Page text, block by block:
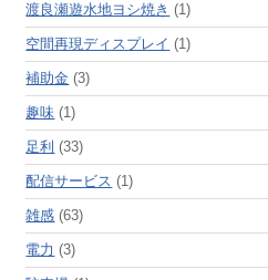
渡良瀬遊水地ヨシ焼き (1)
空間再現ディスプレイ (1)
補助金 (3)
趣味 (1)
足利 (33)
配信サービス (1)
雑感 (63)
電力 (3)